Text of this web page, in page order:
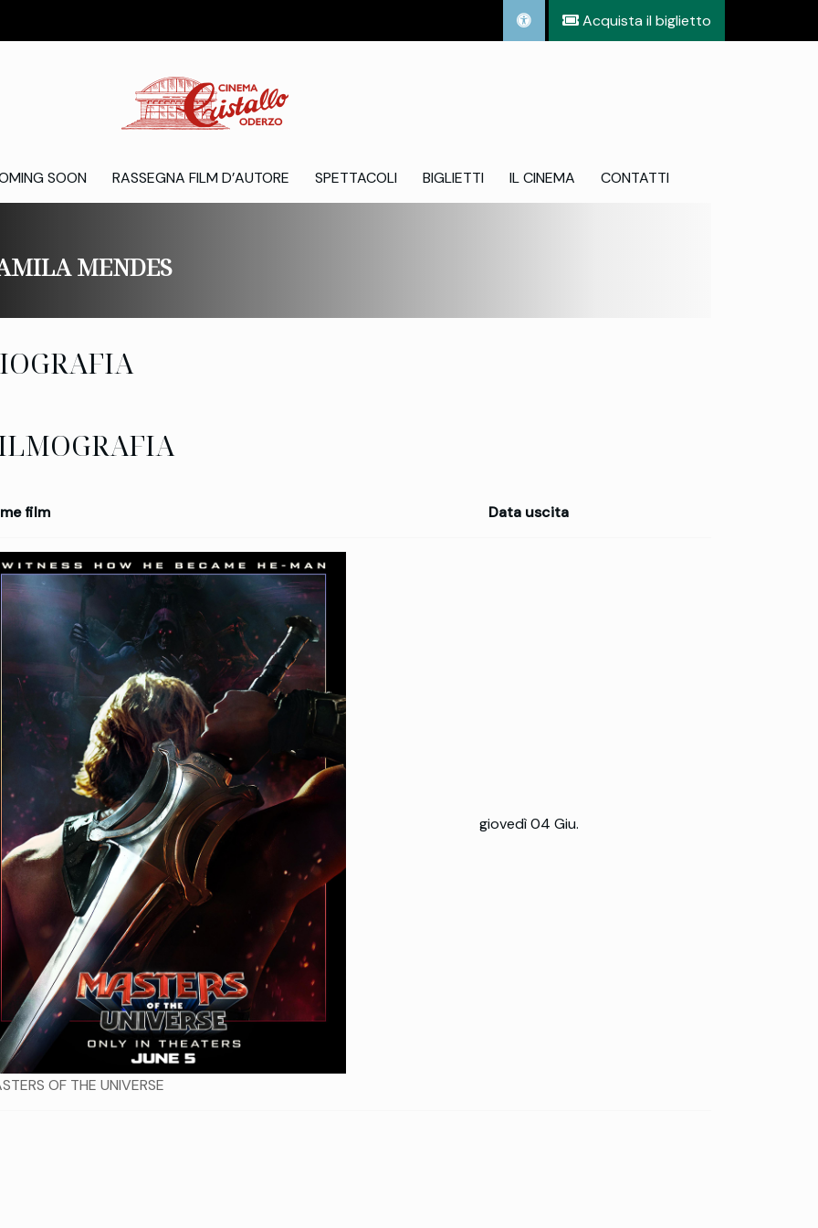
Acquista il biglietto
SOON RASSEGNA FILM D’AUTORE SPETTACOLI BIGLIETTI IL CINEMA CONTATTI
MENDES
film Data uscita
OF THE UNIVERSE
giovedì 04 Giu.